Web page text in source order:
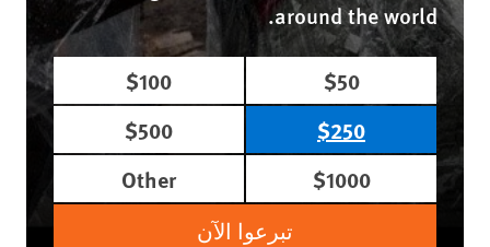
around the world.
$50
$100
$250
$500
$1000
Other
تبرعوا الآن